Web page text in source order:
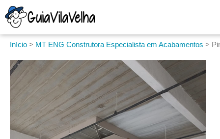
Início > MT ENG Construtora Especialista em Acabamentos >